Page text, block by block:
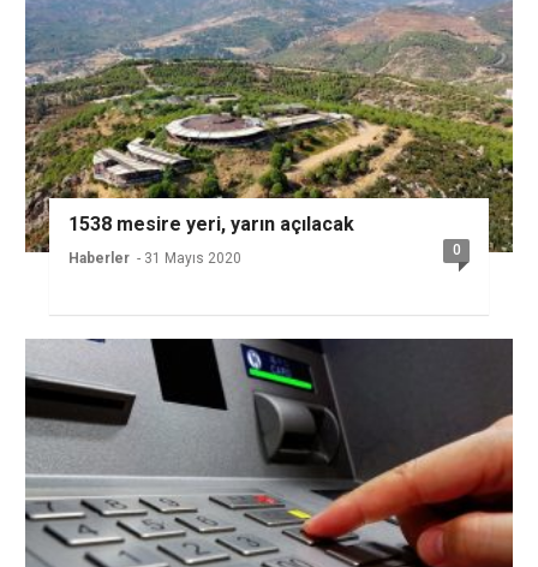
1538 mesire yeri, yarın açılacak
Haberler - 31 Mayıs 2020 0